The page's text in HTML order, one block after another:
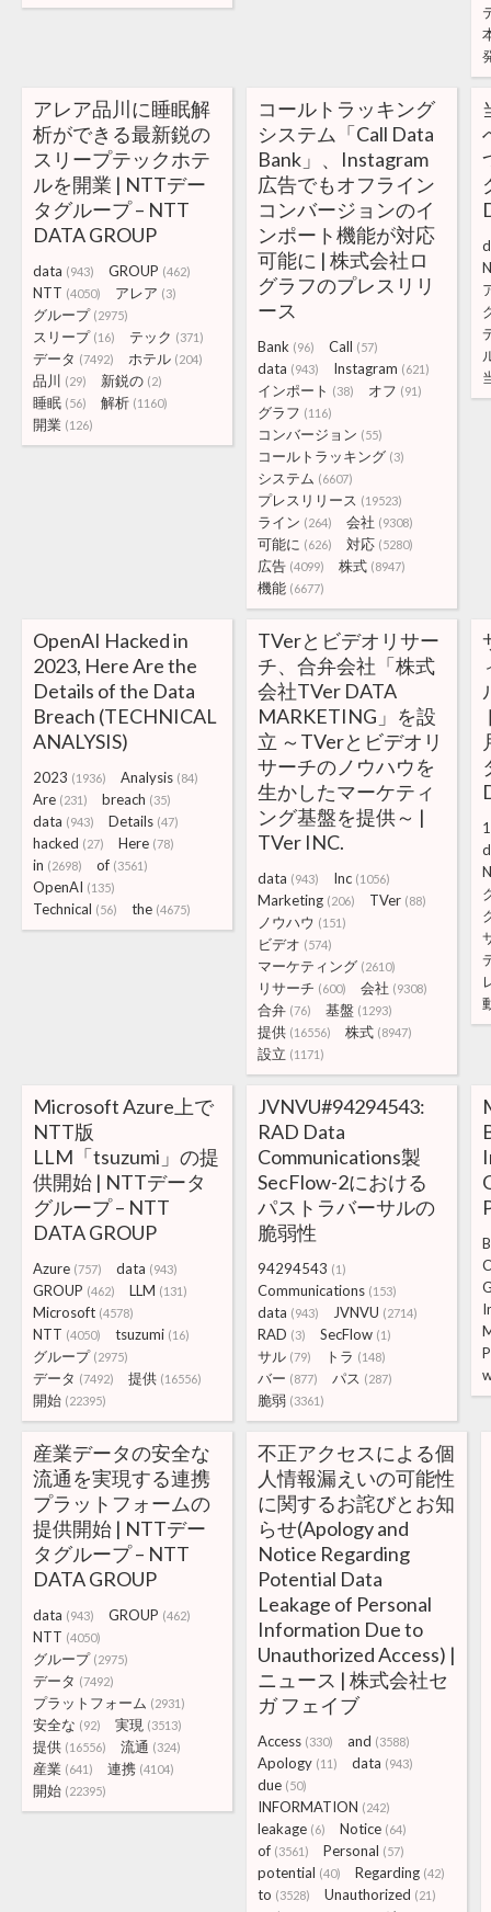
アレア品川に睡眠解
析ができる最新鋭の
スリープテックホテ
ルを開業 | NTTデー
タグループ – NTT
DATA GROUP
data (943) GROUP (462)
NTT (4050) アレア (3)
グループ (2975)
スリープ (16) テック (371)
データ (7492) ホテル (204)
品川 (29) 新鋭の (2)
睡眠 (56) 解析 (1160)
開業 (126)
コールトラッキング
システム「Call Data
Bank」、Instagram
広告でもオフライン
コンバージョンのイ
ンポート機能が対応
可能に | 株式会社ロ
グラフのプレスリリ
ース
Bank (96) Call (57)
data (943) Instagram (621)
インポート (38) オフ (91)
グラフ (116)
コンバージョン (55)
コールトラッキング (3)
システム (6607)
プレスリリース (19523)
ライン (264) 会社 (9308)
可能に (626) 対応 (5280)
広告 (4099) 株式 (8947)
機能 (6677)
OpenAI Hacked in
2023, Here Are the
Details of the Data
Breach (TECHNICAL
ANALYSIS)
2023 (1936) Analysis (84)
Are (231) breach (35)
data (943) Details (47)
hacked (27) Here (78)
in (2698) of (3561)
OpenAI (135)
Technical (56) the (4675)
TVerとビデオリサー
チ、合弁会社「株式
会社TVer DATA
MARKETING」を設
立 ～TVerとビデオリ
サーチのノウハウを
生かしたマーケティ
ング基盤を提供～ |
TVer INC.
data (943) Inc (1056)
Marketing (206) TVer (88)
ノウハウ (151)
ビデオ (574)
マーケティング (2610)
リサーチ (600) 会社 (9308)
合弁 (76) 基盤 (1293)
提供 (16556) 株式 (8947)
設立 (1171)
Microsoft Azure上で
NTT版
LLM「tsuzumi」の提
供開始 | NTTデータ
グループ – NTT
DATA GROUP
Azure (757) data (943)
GROUP (462) LLM (131)
Microsoft (4578)
NTT (4050) tsuzumi (16)
グループ (2975)
データ (7492) 提供 (16556)
開始 (22395)
JVNVU#94294543:
RAD Data
Communications製
SecFlow-2における
パストラバーサルの
脆弱性
94294543 (1)
Communications (153)
data (943) JVNVU (2714)
RAD (3) SecFlow (1)
サル (79) トラ (148)
バー (877) パス (287)
脆弱 (3361)
産業データの安全な
流通を実現する連携
プラットフォームの
提供開始 | NTTデー
タグループ – NTT
DATA GROUP
data (943) GROUP (462)
NTT (4050)
グループ (2975)
データ (7492)
プラットフォーム (2931)
安全な (92) 実現 (3513)
提供 (16556) 流通 (324)
産業 (641) 連携 (4104)
開始 (22395)
不正アクセスによる個
人情報漏えいの可能性
に関するお詫びとお知
らせ(Apology and
Notice Regarding
Potential Data
Leakage of Personal
Information Due to
Unauthorized Access) |
ニュース | 株式会社セ
ガ フェイブ
Access (330) and (3588)
Apology (11) data (943)
due (50)
INFORMATION (242)
leakage (6) Notice (64)
of (3561) Personal (57)
potential (40) Regarding (42)
to (3528) Unauthorized (21)